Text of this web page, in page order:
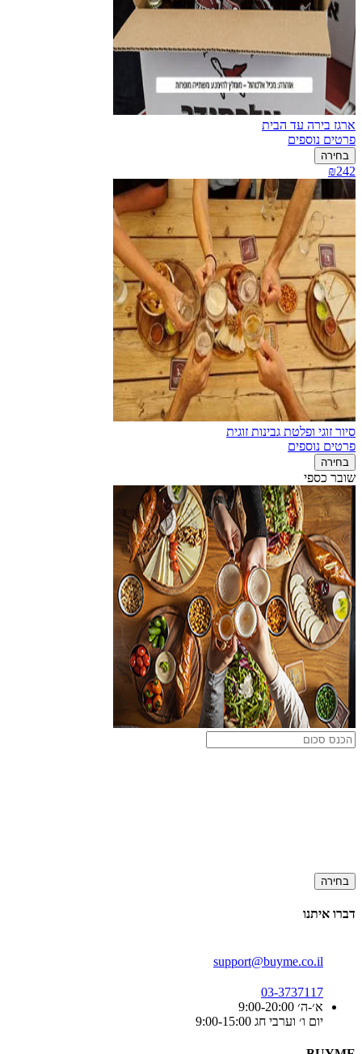
ארגז בירה עד הבית
פרטים נוספים
בחירה
₪242
סיור זוגי ופלטת גבינות זוגית
פרטים נוספים
בחירה
שובר כספי
בחירה
דברו איתנו
support@buyme.co.il
03-3737117
א׳-ה׳ 9:00-20:00
יום ו׳ וערבי חג 9:00-15:00